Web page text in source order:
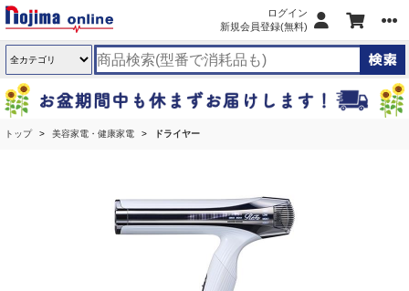
ログイン
新規会員登録(無料)
トップ 美容家電・健康家電 ドライヤー